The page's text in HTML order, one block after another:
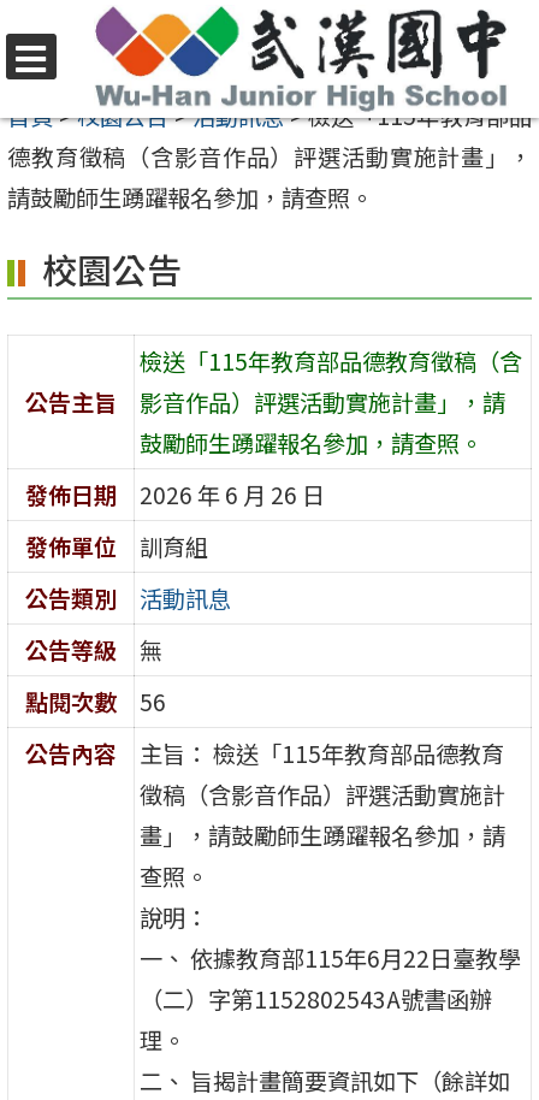
至
要
內
區
選
單
首頁>校園公告>活動訊息>檢送「115年教育部品
德教育徵稿（含影音作品）評選活動實施計畫」，
請鼓勵師生踴躍報名參加，請查照。
校園公告
公告主旨
檢送「115年教育部品德教育徵稿（含
影音作品）評選活動實施計畫」，請
鼓勵師生踴躍報名參加，請查照。
發佈日期
2026 年 6 月 26 日
發佈單位
訓育組
公告類別
活動訊息
公告等級
無
點閱次數
56
公告內容
主旨： 檢送「115年教育部品德教育
徵稿（含影音作品）評選活動實施計
畫」，請鼓勵師生踴躍報名參加，請
查照。
說明：
一、 依據教育部115年6月22日臺教學
（二）字第1152802543A號書函辦
理。
二、 旨揭計畫簡要資訊如下（餘詳如